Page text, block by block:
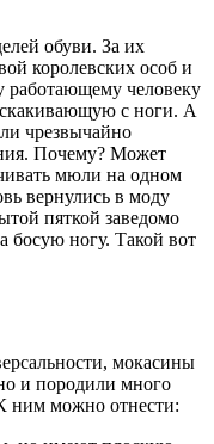
обуви. За их
королевских особ и
человеку
с ноги. А
чрезвычайно
Почему? Может
мюли на одном
вернулись в моду
пяткой заведомо
босую ногу. Такой вот
мокасины
и породили много
ним можно отнести: